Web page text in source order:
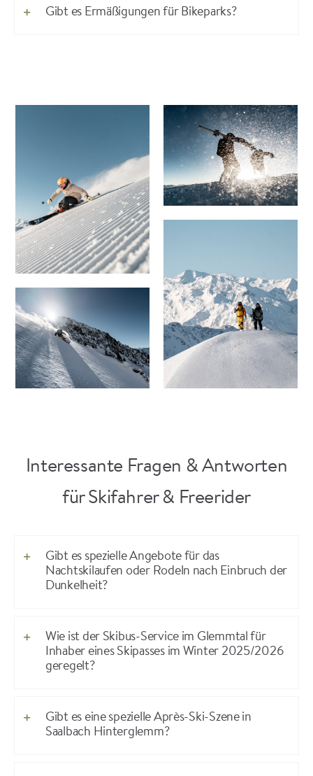
Gibt es Ermäßigungen für Bikeparks?
Interessante Fragen & Antworten
für Skifahrer & Freerider
Gibt es spezielle Angebote für das
Nachtskilaufen oder Rodeln nach Einbruch der
Dunkelheit?
Wie ist der Skibus-Service im Glemmtal für
Inhaber eines Skipasses im Winter 2025/2026
geregelt?
Gibt es eine spezielle Après-Ski-Szene in
Saalbach Hinterglemm?